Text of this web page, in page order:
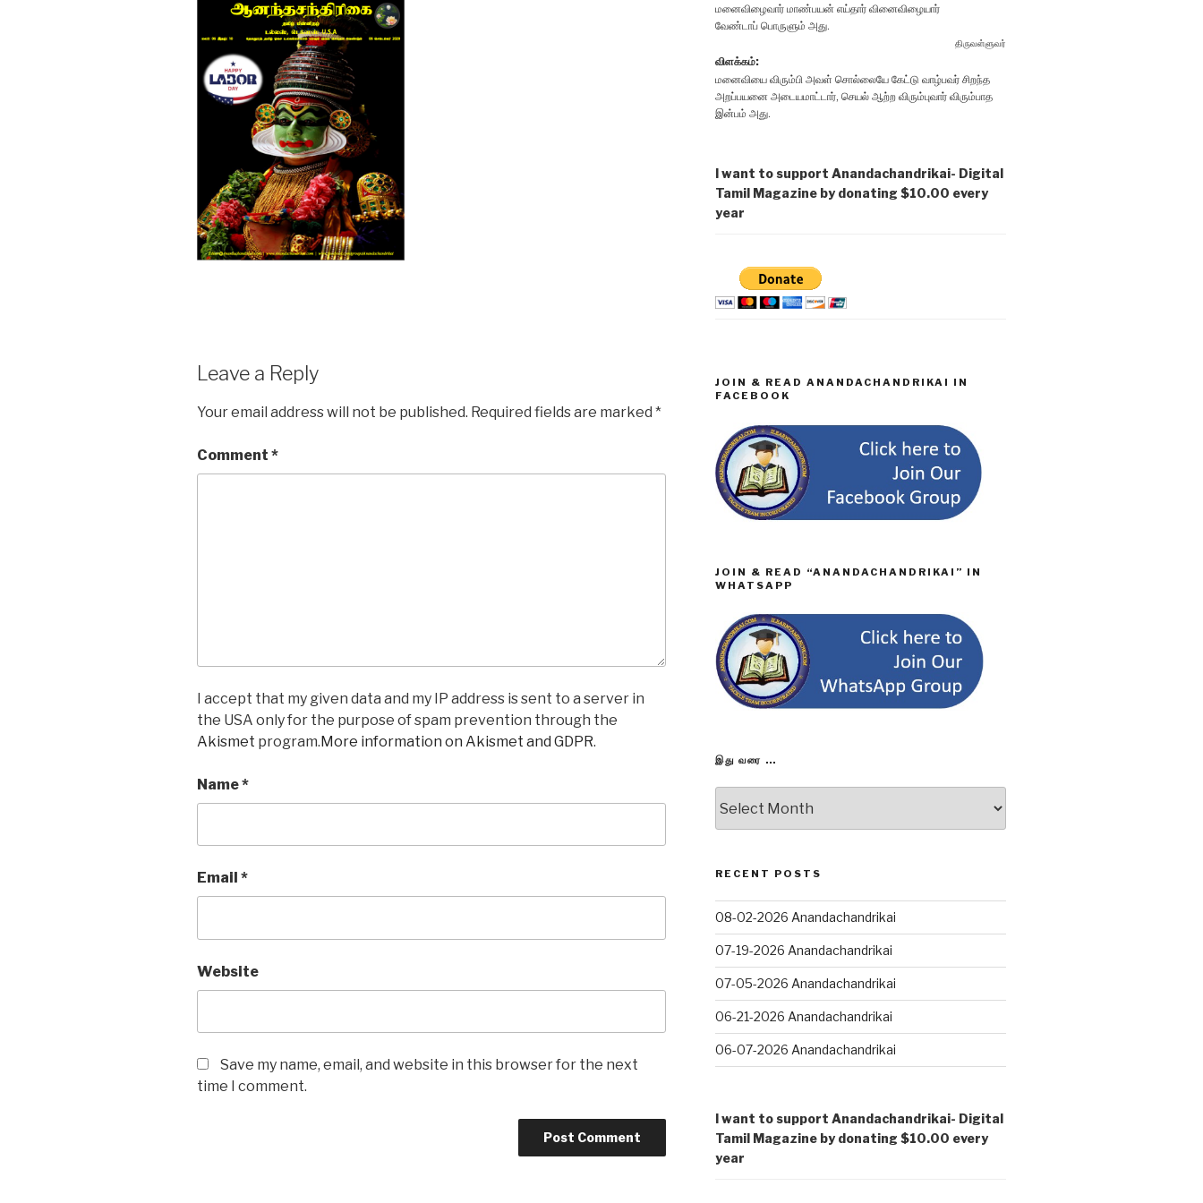
Leave a Reply
Your email address will not be published. Required fields are marked *
Comment *
I accept that my given data and my IP address is sent to a server in
the USA only for the purpose of spam prevention through the
Akismet program.More information on Akismet and GDPR.
Name*
Email *
Website
Save my name, email, and website in this browser for the next
time I comment.
மனைவிழைவார் மாண்பயன் எய்தார் வினைவிழையார்
வேண்டாப் பொருளும் அது.
திருவள்ளுவர்
விளக்கம்:
மனைவியை விரும்பி அவள் சொல்லையே கேட்டு வாழ்பவர் சிறந்த
அறப்பயனை அடையமாட்டார், செயல் ஆற்ற விரும்புவார் விரும்பாத
இன்பம் அது.
I want to support Anandachandrikai- Digital
Tamil Magazine by donating $10.00 every
year
JOIN & READ ANANDACHANDRIKAI IN
FACEBOOK
JOIN & READ “ANANDACHANDRIKAI” IN
WHATSAPP
இது வரை …
வரை
…
RECENT POSTS
08-02-2026 Anandachandrikai
07-19-2026 Anandachandrikai
07-05-2026 Anandachandrikai
06-21-2026 Anandachandrikai
06-07-2026 Anandachandrikai
I want to support Anandachandrikai- Digital
Tamil Magazine by donating $10.00 every
year